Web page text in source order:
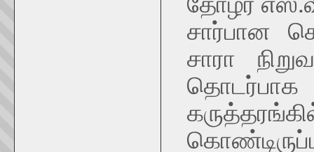
சார்பான
சாரா
தொடர்பாக